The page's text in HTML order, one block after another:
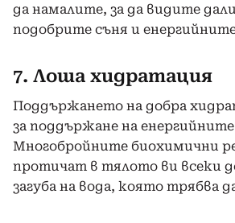
да намалите, за да видите
подобрите съня и
7. Лоша хидратация
Поддържането на добра
за поддържане на
Многобройните биохимични
протичат в тялото ви всеки
загуба на вода, която трябва